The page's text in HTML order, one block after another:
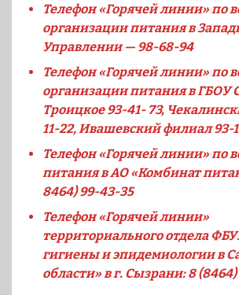
Телефон «Горячей линии» по
организации питания в
Управлении — 98-68-94
Телефон «Горячей линии» по
организации питания в ГБОУ
Троицкое 93-41- 73,
11-22, Ивашевский филиал 93-
Телефон «Горячей линии» по
питания в АО «Комбинат
8464) 99-43-35
Телефон «Горячей линии»
территориального отдела
гигиены и эпидемиологии в
области» в г. Сызрани: 8